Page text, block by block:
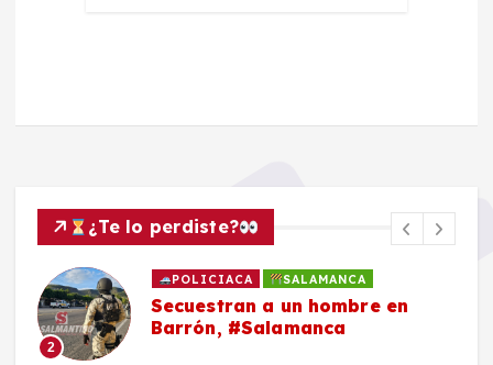
¿Te lo perdiste?
2
POLICIACA SALAMANCA
Secuestran a un hombre en
Barrón, #Salamanca